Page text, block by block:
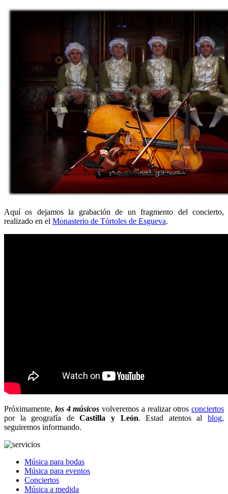
Aquí os dejamos la grabación de un fragmento del concierto,
realizado en el Monasterio de Tórtoles de Esgueva.
Próximamente, los 4 músicos volveremos a realizar otros conciertos
por la geografía deCastilla y León. Estad atentos alblog,
seguiremos informando.
Música para bodas
Música para eventos
Conciertos
Música a medida